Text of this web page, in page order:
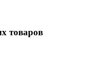
товаров